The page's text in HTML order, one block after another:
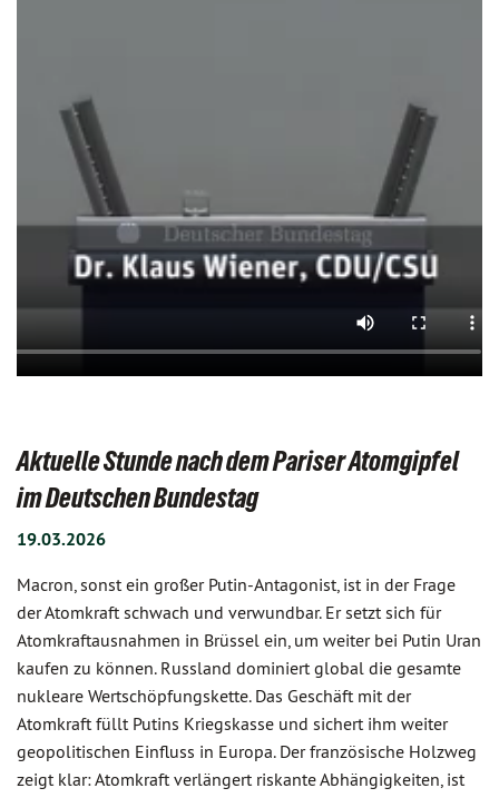
Aktuelle Stunde nach dem Pariser Atomgipfel
im Deutschen Bundestag
19.03.2026
Macron, sonst ein großer Putin-Antagonist, ist in der Frage
der Atomkraft schwach und verwundbar. Er setzt sich für
Atomkraftausnahmen in Brüssel ein, um weiter bei Putin Uran
kaufen zu können. Russland dominiert global die gesamte
nukleare Wertschöpfungskette. Das Geschäft mit der
Atomkraft füllt Putins Kriegskasse und sichert ihm weiter
geopolitischen Einfluss in Europa. Der französische Holzweg
zeigt klar: Atomkraft verlängert riskante Abhängigkeiten, ist